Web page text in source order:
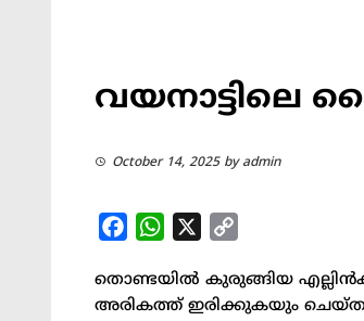
വയനാട്ടിലെ
October 14, 2025by admin
FacebookWhatsApp
തൊണ്ടയില്‍ കുരുങ്ങിയ
അരികത്ത് ഇരിക്കുകയും